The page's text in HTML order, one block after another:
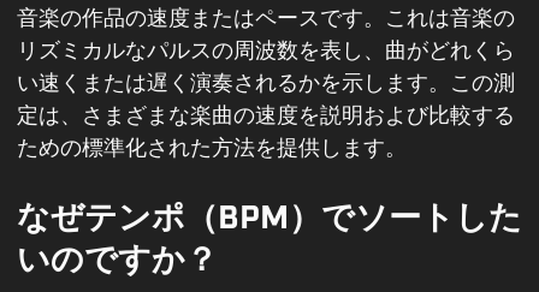
音楽の作品の速度またはペースです。これは音楽の
リズミカルなパルスの周波数を表し、曲がどれくら
い速くまたは遅く演奏されるかを示します。この測
定は、さまざまな楽曲の速度を説明および比較する
ための標準化された方法を提供します。
なぜテンポ（BPM）でソートした
いのですか？